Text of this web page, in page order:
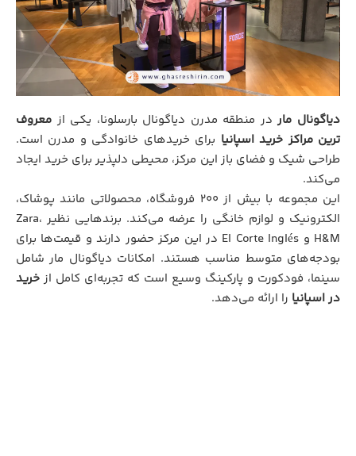
دیاگونال ماردر منطقه مدرن دیاگونال بارسلونا، یکی از معروف‌
ترین مراکز خرید اسپانیا برای خریدهای خانوادگی و مدرن است.
طراحی شیک و فضای باز این مرکز، محیطی دلپذیر برای خرید ایجاد
می‌کند.
این مجموعه با بیش از ۲۰۰ فروشگاه، محصولاتی مانند پوشاک،
الکترونیک و لوازم خانگی را عرضه می‌کند. برندهایی نظیر Zara،
H&M و El Corte Inglés در این مرکز حضور دارند و قیمت‌ها برای
بودجه‌های متوسط مناسب هستند. امکانات دیاگونال مار شامل
سینما، فودکورت و پارکینگ وسیع است که تجربه‌ای کامل از خرید
در اسپانیا را ارائه می‌دهد.